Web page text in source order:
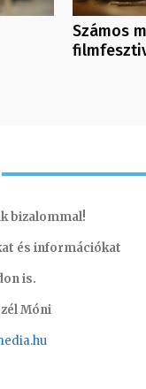
Számos
bizalommal!
és információkat
is.
Móni